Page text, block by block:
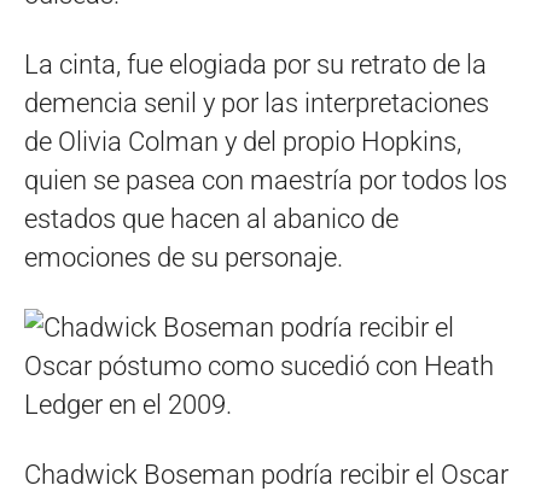
La cinta, fue elogiada por su retrato de la
demencia senil y por las interpretaciones
de Olivia Colman y del propio Hopkins,
quien se pasea con maestría por todos los
estados que hacen al abanico de
emociones de su personaje.
Chadwick Boseman podría recibir el Oscar